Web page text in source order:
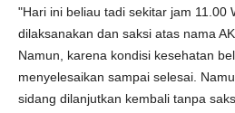
"Hari ini beliau tadi sekitar jam 11.00
dilaksanakan dan saksi atas nama
Namun, karena kondisi kesehatan
menyelesaikan sampai selesai.
sidang dilanjutkan kembali tanpa